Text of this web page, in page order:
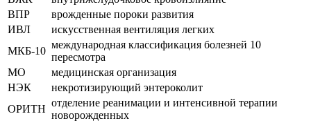
ВПР
врожденные пороки развития
ИВЛ
искусственная вентиляция легких
МКБ-10
международная классификация болезней 10
пересмотра
МО
медицинская организация
НЭК
некротизирующий энтероколит
ОРИТН
отделение реанимации и интенсивной терапии
новорожденных